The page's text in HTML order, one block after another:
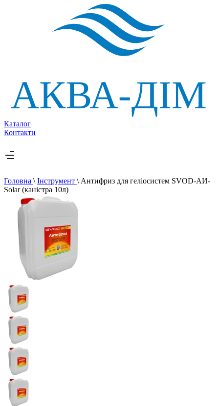
Каталог
Контакти
Головна \ Інструмент \ Антифриз для геліосистем SVOD-АИ-
Solar (каністра 10л)